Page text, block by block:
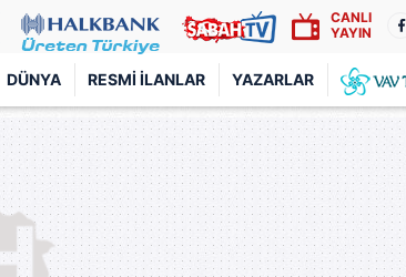
CANLI
YAYIN
DÜNYA RESMI İLANLAR YAZARLAR